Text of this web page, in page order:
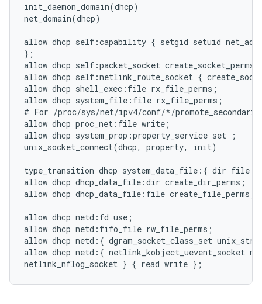
init_daemon_domain(dhcp)
net_domain(dhcp)
allow dhcp self:capability { setgid setuid
};
allow dhcp self:packet_socket create_socket_perms;
allow dhcp self:netlink_route_socket {
allow dhcp shell_exec:file rx_file_perms;
allow dhcp system_file:file rx_file_perms;
# For /proc/sys/net/ipv4/conf/*/
allow dhcp proc_net:file write;
allow dhcp system_prop:property_service set ;
unix_socket_connect(dhcp, property, init)
type_transition dhcp system_data_file:{ dir file }
allow dhcp dhcp_data_file:dir create_dir_perms;
allow dhcp dhcp_data_file:file create_file_perms;
allow dhcp netd:fd use;
allow dhcp netd:fifo_file rw_file_perms;
allow dhcp netd:{ dgram_socket_class_set
allow dhcp netd:{ netlink_kobject_uevent_socket